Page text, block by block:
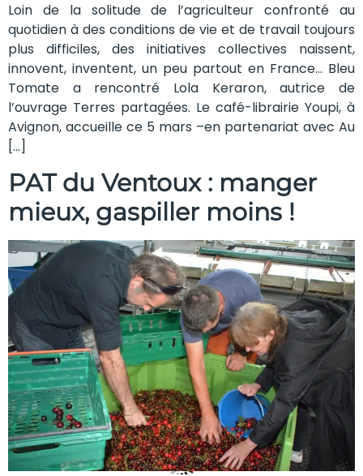
Loin de la solitude de l’agriculteur confronté au
quotidien à des conditions de vie et de travail toujours
plus difficiles, des initiatives collectives naissent,
innovent, inventent, un peu partout en France… Bleu
Tomate a rencontré Lola Keraron, autrice de
l’ouvrage Terres partagées. Le café-librairie Youpi, à
Avignon, accueille ce 5 mars –en partenariat avec Au
[…]
PAT du Ventoux : manger
mieux, gaspiller moins !